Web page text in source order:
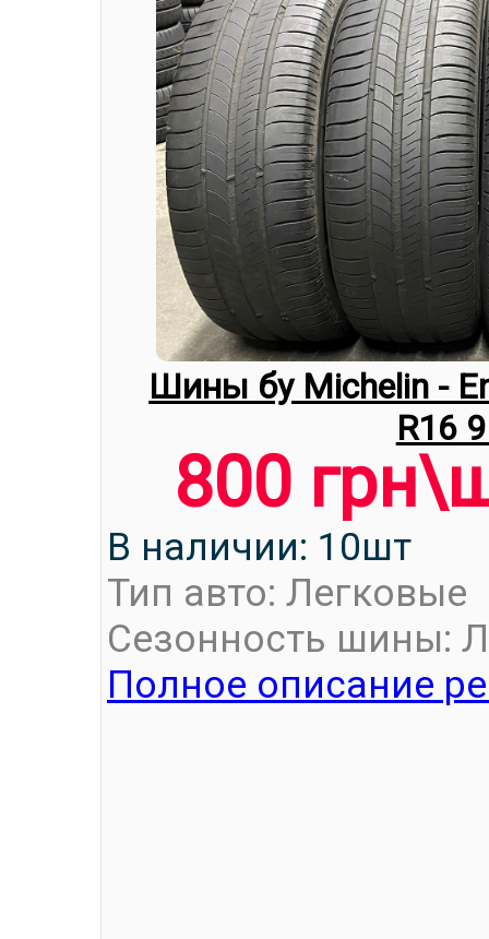
Шины бу Michelin -
R16
800
В наличии: 10шт
Тип авто: Легковые
Сезонность шины:
Полное описание